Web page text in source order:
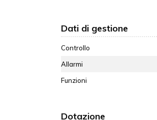
Dati di gestione
Controllo
Allarmi
Funzioni
Dotazione